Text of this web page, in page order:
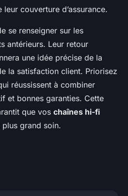
couverture d’assurance.
se renseigner sur les
antérieurs. Leur retour
une idée précise de la
la satisfaction client. Priorisez
réussissent à combiner
et bonnes garanties. Cette
que vos chaînes hi-fi
grand soin.